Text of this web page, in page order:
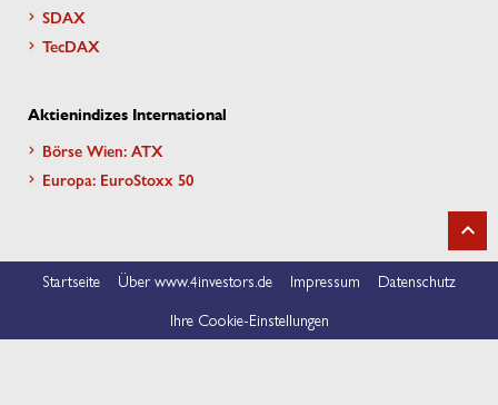
SDAX
TecDAX
Aktienindizes International
Börse Wien: ATX
Europa: EuroStoxx 50
Startseite Über www.4investors.de Impressum
Datenschutz
Ihre Cookie-Einstellungen